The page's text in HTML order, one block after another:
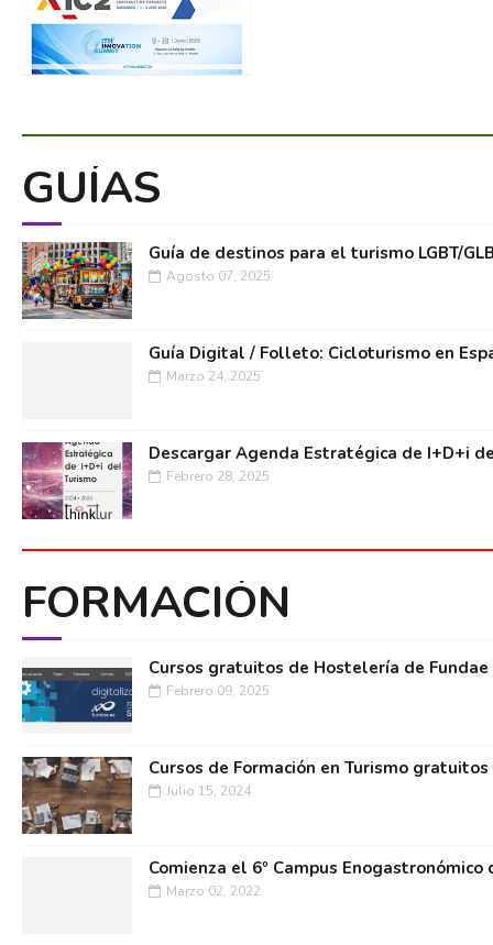
GUÍAS
Guía de destinos para el turismo LGBT/
Agosto 07, 2025
Guía Digital / Folleto: Cicloturismo en
Marzo 24, 2025
Descargar Agenda Estratégica de I+D+i
Febrero 28, 2025
FORMACIÓN
Cursos gratuitos de Hostelería de Fundae
Febrero 09, 2025
Cursos de Formación en Turismo gratuitos
Julio 15, 2024
Comienza el 6º Campus Enogastronómico
Marzo 02, 2022